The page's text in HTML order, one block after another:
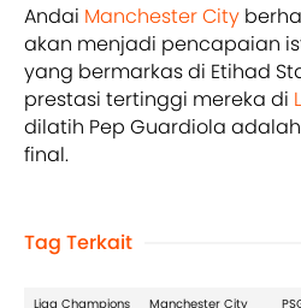
Andai Manchester City
akan menjadi pencapaian
yang bermarkas di Etihad
prestasi tertinggi mereka di
dilatih Pep Guardiola
final.
Tag Terkait
Liga Champions Manchester City